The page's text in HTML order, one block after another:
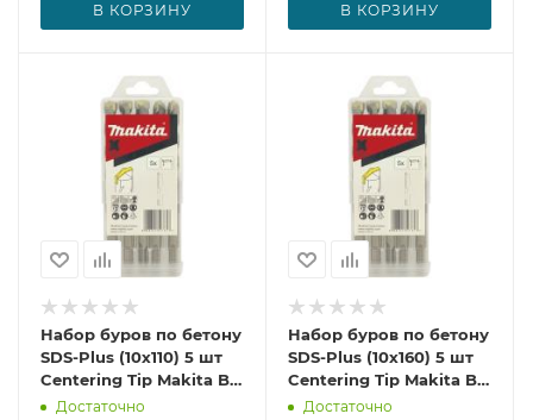
В КОРЗИНУ В КОРЗИНУ
Набор буров по бетону
SDS-Plus (10х110) 5 шт
Centering Tip Makita B-
60361
Достаточно
Набор буров по бетону
SDS-Plus (10х160) 5 шт
Centering Tip Makita B-
60377
Достаточно